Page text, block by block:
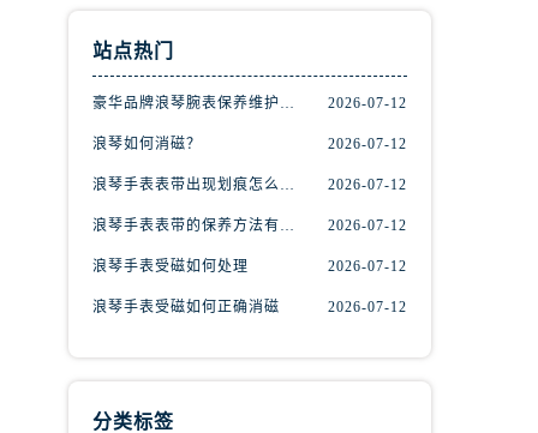
站点热门
豪华品牌浪琴腕表保养维护的方法！ 2026-07-12
浪琴如何消磁？ 2026-07-12
浪琴手表表带出现划痕怎么办？ 2026-07-12
浪琴手表表带的保养方法有哪些？ 2026-07-12
浪琴手表受磁如何处理 2026-07-12
浪琴手表受磁如何正确消磁 2026-07-12
分类标签